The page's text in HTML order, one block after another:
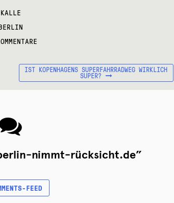
KALLE
NÄCHSTER
BEITRAG:
IST KOPENHAGENS SUPERFAHRRADWEG WIRKLICH
SUPER?
nimmt-rücksicht.de”
FEED